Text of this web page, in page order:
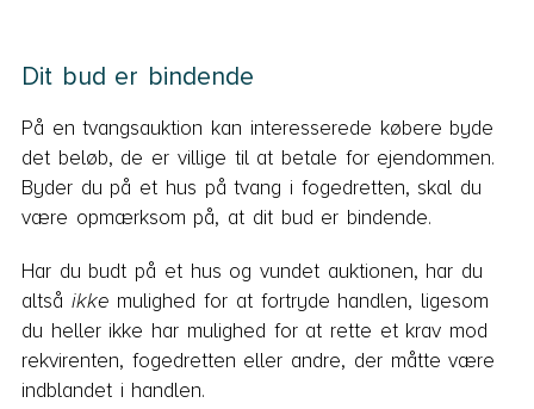
Dit bud er bindende
På en tvangsauktion kan interesserede købere byde
det beløb, de er villige til at betale for ejendommen.
Byder du på et hus på tvang i fogedretten, skal du
være opmærksom på, at dit bud er bindende.
Har du budt på et hus og vundet auktionen, har du
altså ikke mulighed for at fortryde handlen, ligesom
du heller ikke har mulighed for at rette et krav mod
rekvirenten, fogedretten eller andre, der måtte være
indblandet i handlen.